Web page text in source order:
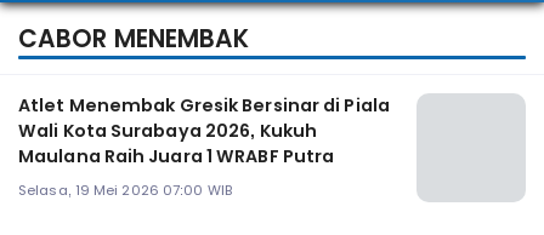
CABOR MENEMBAK
Atlet Menembak Gresik Bersinar di Piala
Wali Kota Surabaya 2026, Kukuh
Maulana Raih Juara 1 WRABF Putra
Selasa, 19 Mei 2026 07:00 WIB